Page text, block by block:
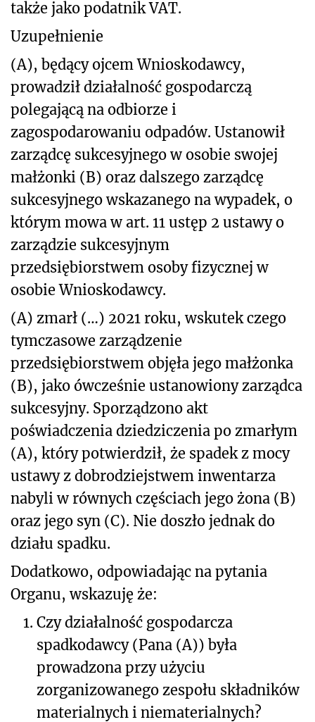
także jako podatnik VAT.
Uzupełnienie
(A), będący ojcem Wnioskodawcy,
prowadził działalność gospodarczą
polegającą na odbiorze i
zagospodarowaniu odpadów. Ustanowił
zarządcę sukcesyjnego w osobie swojej
małżonki (B) oraz dalszego zarządcę
sukcesyjnego wskazanego na wypadek, o
którym mowa w art. 11 ustęp 2 ustawy o
zarządzie sukcesyjnym
przedsiębiorstwem osoby fizycznej w
osobie Wnioskodawcy.
(A) zmarł (…) 2021 roku, wskutek czego
tymczasowe zarządzenie
przedsiębiorstwem objęła jego małżonka
(B), jako ówcześnie ustanowiony zarządca
sukcesyjny. Sporządzono akt
poświadczenia dziedziczenia po zmarłym
(A), który potwierdził, że spadek z mocy
ustawy z dobrodziejstwem inwentarza
nabyli w równych częściach jego żona (B)
oraz jego syn (C). Nie doszło jednak do
działu spadku.
Dodatkowo, odpowiadając na pytania
Organu, wskazuję że:
1. Czy działalność gospodarcza
spadkodawcy (Pana (A)) była
prowadzona przy użyciu
zorganizowanego zespołu składników
materialnych i niematerialnych?